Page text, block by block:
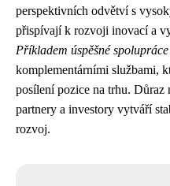
perspektivních odvětví s
přispívají k rozvoji inovací a
Příkladem úspěšné spolupráce
komplementárními službami,
posílení pozice na trhu.
partnery a investory vytváří
rozvoj.